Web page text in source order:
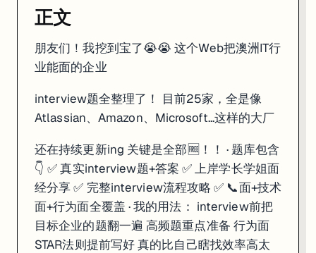
正文
朋友们！我挖到宝了😭😭 这个Web把澳洲IT行
业能面的企业
interview题全整理了！ 目前25家，全是像
Atlassian、Amazon、Microsoft...这样的大厂
还在持续更新ing 关键是全部🆓！！ · 题库包含
👇 ✅ 真实interview题+答案 ✅ 上岸学长学姐面
经分享 ✅ 完整interview流程攻略 ✅ 📞面+技术
面+行为面全覆盖 · 我的用法： interview前把
目标企业的题翻一遍 高频题重点准备 行为面
STAR法则提前写好 真的比自己瞎找效率高太